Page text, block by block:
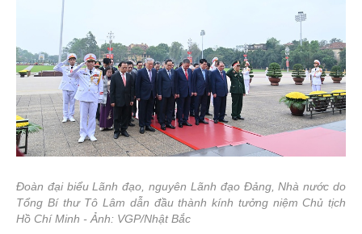
Đoàn đại biểu Lãnh đạo, nguyên Lãnh đạo Đảng, Nhà nước do
Tổng Bí thư Tô Lâm dẫn đầu thành kính tưởng niệm Chủ tịch
Hồ Chí Minh - Ảnh: VGP/Nhật Bắc